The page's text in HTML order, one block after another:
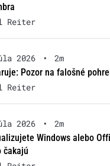
Reiter
2026 •
2m
Pozor na falošné
Reiter
2026 •
2m
Windows alebo
čakajú